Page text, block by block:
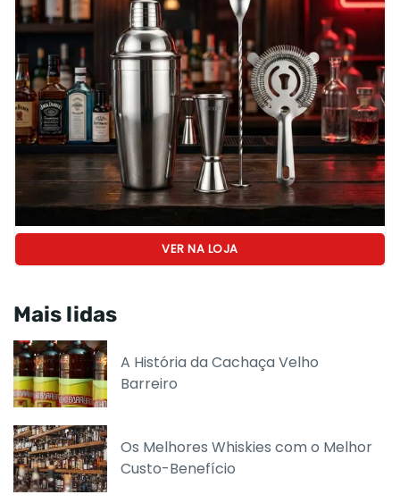
VER NA LOJA
Mais lidas
A História da Cachaça Velho
Barreiro
Os Melhores Whiskies com o Melhor
Custo-Benefício